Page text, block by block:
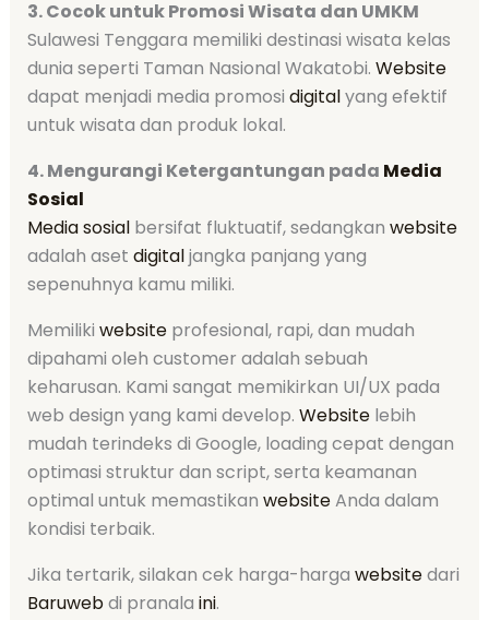
3. Cocok untuk Promosi Wisata dan UMKM
Sulawesi Tenggara memiliki destinasi wisata kelas
dunia seperti Taman Nasional Wakatobi. Website
dapat menjadi media promosi digitalyang efektif
untuk wisata dan produk lokal.
4. Mengurangi Ketergantungan pada Media
Sosial
Media sosialbersifat fluktuatif, sedangkan website
adalah aset digitaljangka panjang yang
sepenuhnya kamu miliki.
Memiliki websiteprofesional, rapi, dan mudah
dipahami oleh customer adalah sebuah
keharusan. Kami sangat memikirkan UI/UX pada
web design yang kami develop. Websitelebih
mudah terindeks di Google, loading cepat dengan
optimasi struktur dan script, serta keamanan
optimal untuk memastikan websiteAnda dalam
kondisi terbaik.
Jika tertarik, silakan cek harga-harga websitedari
Baruwebdi pranala ini.